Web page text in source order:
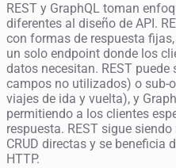
REST y GraphQL toman
diferentes al diseño de API.
con formas de respuesta
un solo endpoint donde los
datos necesitan. REST puede
campos no utilizados) o sub-
viajes de ida y vuelta), y
permitiendo a los clientes
respuesta. REST sigue
CRUD directas y se beneficia
HTTP.